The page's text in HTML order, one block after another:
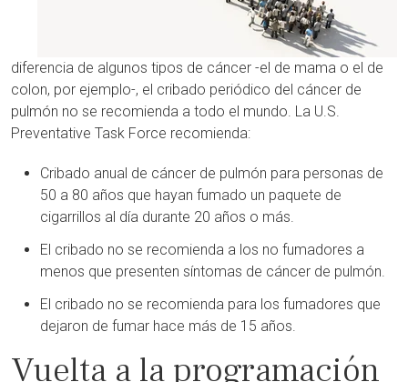
diferencia de algunos tipos de cáncer -el de mama o el de
colon, por ejemplo-, el cribado periódico del cáncer de
pulmón no se recomienda a todo el mundo. La U.S.
Preventative Task Force recomienda:
Cribado anual de cáncer de pulmón para personas de
50 a 80 años que hayan fumado un paquete de
cigarrillos al día durante 20 años o más.
El cribado no se recomienda a los no fumadores a
menos que presenten síntomas de cáncer de pulmón.
El cribado no se recomienda para los fumadores que
dejaron de fumar hace más de 15 años.
Vuelta a la programación